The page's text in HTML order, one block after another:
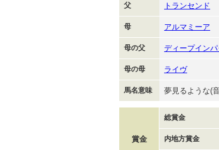
父 トランセンド
母 アルマミーア
母の父 ディープインパ
母の母 ライヴ
馬名意味 夢見るような(
賞金
総賞金
内地方賞金